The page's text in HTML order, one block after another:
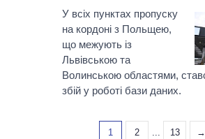
У всіх пунктах пропуску
на кордоні з Польщею,
що межують із
Львівською та
Волинською областями,
збій у роботі бази даних.
1 2 ... 13 →